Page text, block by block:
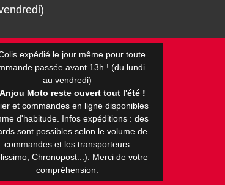
expédié le jour même pour toute
passée avant 13h ! (du lundi
au vendredi)
Anjou Moto reste ouvert tout l'été !
et commandes en ligne disponibles
d'habitude. Infos expéditions : des
sont possibles selon le volume de
commandes et les transporteurs
Chronopost...). Merci de votre
compréhension.